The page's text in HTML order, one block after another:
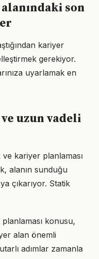
son
kariyer
gerekiyor.
uyarlamak en
uzun vadeli
kariyer planlaması
alanın sunduğu
çıkarıyor. Statik
konusu,
alan önemli
adımlar zamanla